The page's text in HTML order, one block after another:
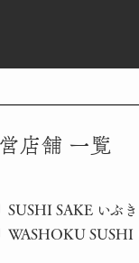
店舗 一覧
SUSHI SAKE いぶ
WASHOKU